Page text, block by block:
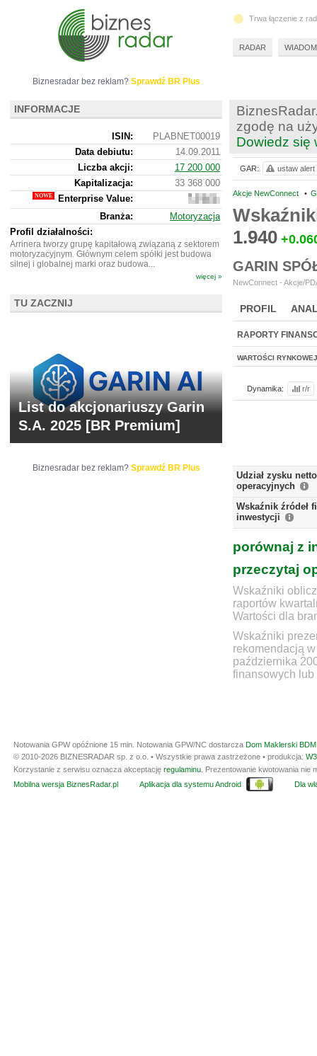
zgodę na
Dowiedz się
Akcje NewConnect •
1.940
GARIN
NewConnect - Akcje/
PROFIL
BR LAB
RAPORTY
WARTOŚCI RYNKOWEJ
Dynamika: r/r
Udział zysku
operacyjnych
Wskaźnik źródeł
inwestycji
porównaj z
przeczytaj
Wskaźniki
raportów
Wartości dla
Wskaźniki
rekomendacją
października
finansowych lub
GAR: ustaw alert
Biznesradar bez reklam? Sprawdź BR Plus
INFORMACJE
ISIN:
PLABNET00019
Data debiutu:
14.09.2011
Liczba akcji:
17 200 000
Kapitalizacja:
33 368 000
Enterprise Value:
32
796
000
Branża:
Motoryzacja
Profil działalności:
Arrinera tworzy grupę kapitałową związaną z sektorem
motoryzacyjnym. Głównym celem spółki jest budowa
silnej i globalnej marki oraz budowa...
więcej »
TU ZACZNIJ
List do akcjonariuszy Garin
S.A. 2025 [BR Premium]
Biznesradar bez reklam? Sprawdź BR Plus
Trwa łączenie z
RADAR
Notowania GPW opóźnione 15 min. Notowania GPW/NC dostarcza Dom Maklerski
© 2010-2026 BIZNESRADAR sp. z o.o. • Wszystkie prawa zastrzeżone • produkcja:
Korzystanie z serwisu oznacza akceptację regulaminu . Prezentowanie kwotowania
Mobilna wersja BiznesRadar.pl
Aplikacja dla systemu Android Dla